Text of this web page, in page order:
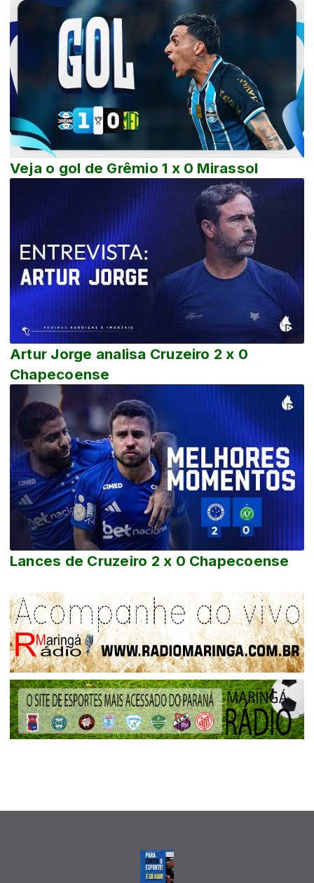
Veja o gol de Grêmio 1 x 0 Mirassol
Artur Jorge analisa Cruzeiro 2 x 0
Chapecoense
Lances de Cruzeiro 2 x 0 Chapecoense